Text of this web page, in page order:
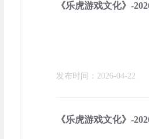
《乐虎游戏文化》-
发布时间：2026-04-22
《乐虎游戏文化》-